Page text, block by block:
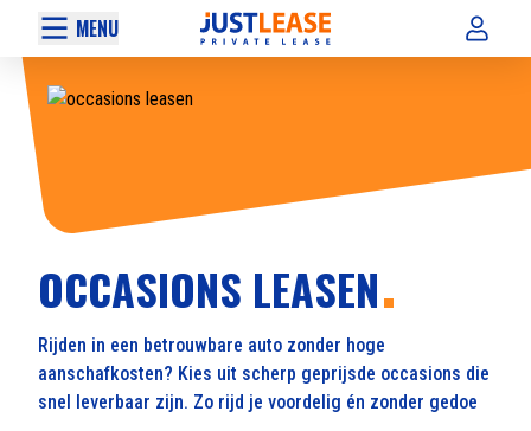
MENU
OCCASIONS LEASEN
Rijden in een betrouwbare auto zonder hoge
aanschafkosten? Kies uit scherp geprijsde occasions die
snel leverbaar zijn. Zo rijd je voordelig én zonder gedoe